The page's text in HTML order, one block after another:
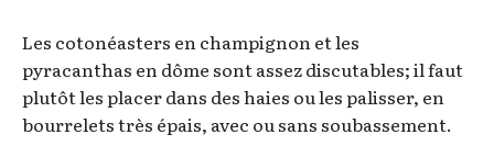
Les cotonéasters en champignon et les
pyracanthas en dôme sont assez discutables; il faut
plutôt les placer dans des haies ou les palisser, en
bourrelets très épais, avec ou sans soubassement.